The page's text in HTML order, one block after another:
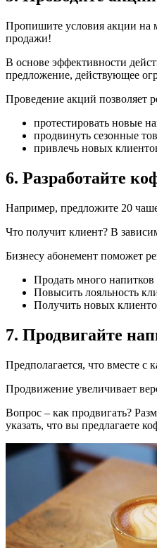
Пропишите условия акции на
продажи!
В основе эффективности
предложение, действующее
Проведение акций позволяет
протестировать новые
продвинуть сезонные
привлечь новых
6. Разработайте
Например, предложите 20
Что получит клиент? В
Бизнесу абонемент поможет
Продать много
Повысить лояльность
Получить новых
7. Продвигайте
Предполагается, что вместе
Продвижение увеличивает
Вопрос – как продвигать?
указать, что вы предлагаете